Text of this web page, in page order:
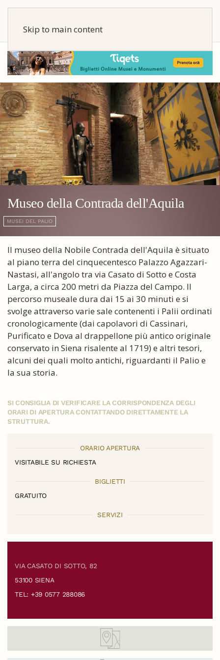
Skip to main content
Museo della Contrada dell'Aquila
MUSEI DEL PALIO
ll museo della Nobile Contrada dell'Aquila è situato
al piano terra del cinquecentesco Palazzo Agazzari-
Nastasi, all'angolo tra via Casato di Sotto e Costa
Larga, a circa 200 metri da Piazza del Campo. Il
percorso museale dura dai 15 ai 30 minuti e si
svolge attraverso varie sale contenenti i Palii ordinati
cronologicamente (dai capolavori di Cassinari,
Purificato e Dova al drappellone più antico originale
conservato in Siena risalente al 1719) e altri tesori,
alcuni dei quali molto antichi, riguardanti il Palio e
la sua storia.
SI CONSIGLIA DI VERIFICARE LA CORRISPONDENZA DEGLI
ORARI DI APERTURA CONTATTANDO DIRETTAMENTE LA
STRUTTURA.
ORARIO APERTURA
VISITABILE SU RICHIESTA
BIGLIETTI
GRATUITO
SERVIZI
VIA CASATO DI SOTTO, 82
53100 SIENA
TEL: +39 0577 288086